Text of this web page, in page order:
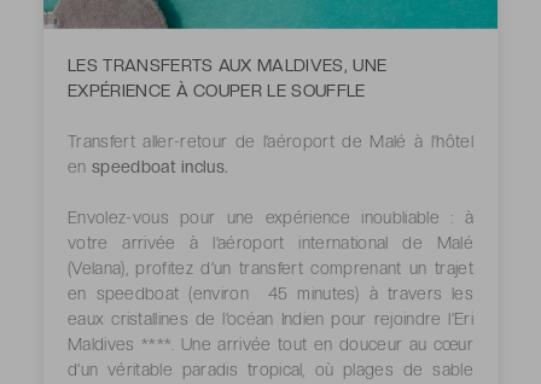
LES TRANSFERTS AUX MALDIVES, UNE
EXPÉRIENCE À COUPER LE SOUFFLE
Transfert aller-retour de l’aéroport de Malé à l’hôtel
en speedboat inclus.
Envolez-vous pour une expérience inoubliable : à
votre arrivée à l’aéroport international de Malé
(Velana), profitez d’un transfert comprenant un trajet
en speedboat (environ
45 minutes) à travers les
eaux cristallines de l’océan Indien pour rejoindre l’Eri
Maldives ****. Une arrivée tout en douceur au cœur
d’un véritable paradis tropical, où plages de sable